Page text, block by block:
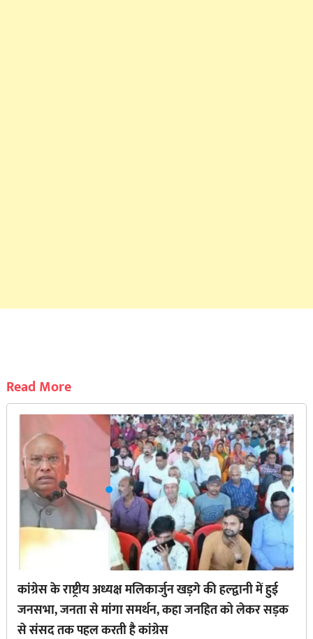
Read More
कांग्रेस के राष्ट्रीय अध्यक्ष मलिकार्जुन खड़गे की हल्द्वानी में हुई
जनसभा, जनता से मांगा समर्थन, कहा जनहित को लेकर सड़क
से ‌संसद तक पहल करती है कांग्रेस